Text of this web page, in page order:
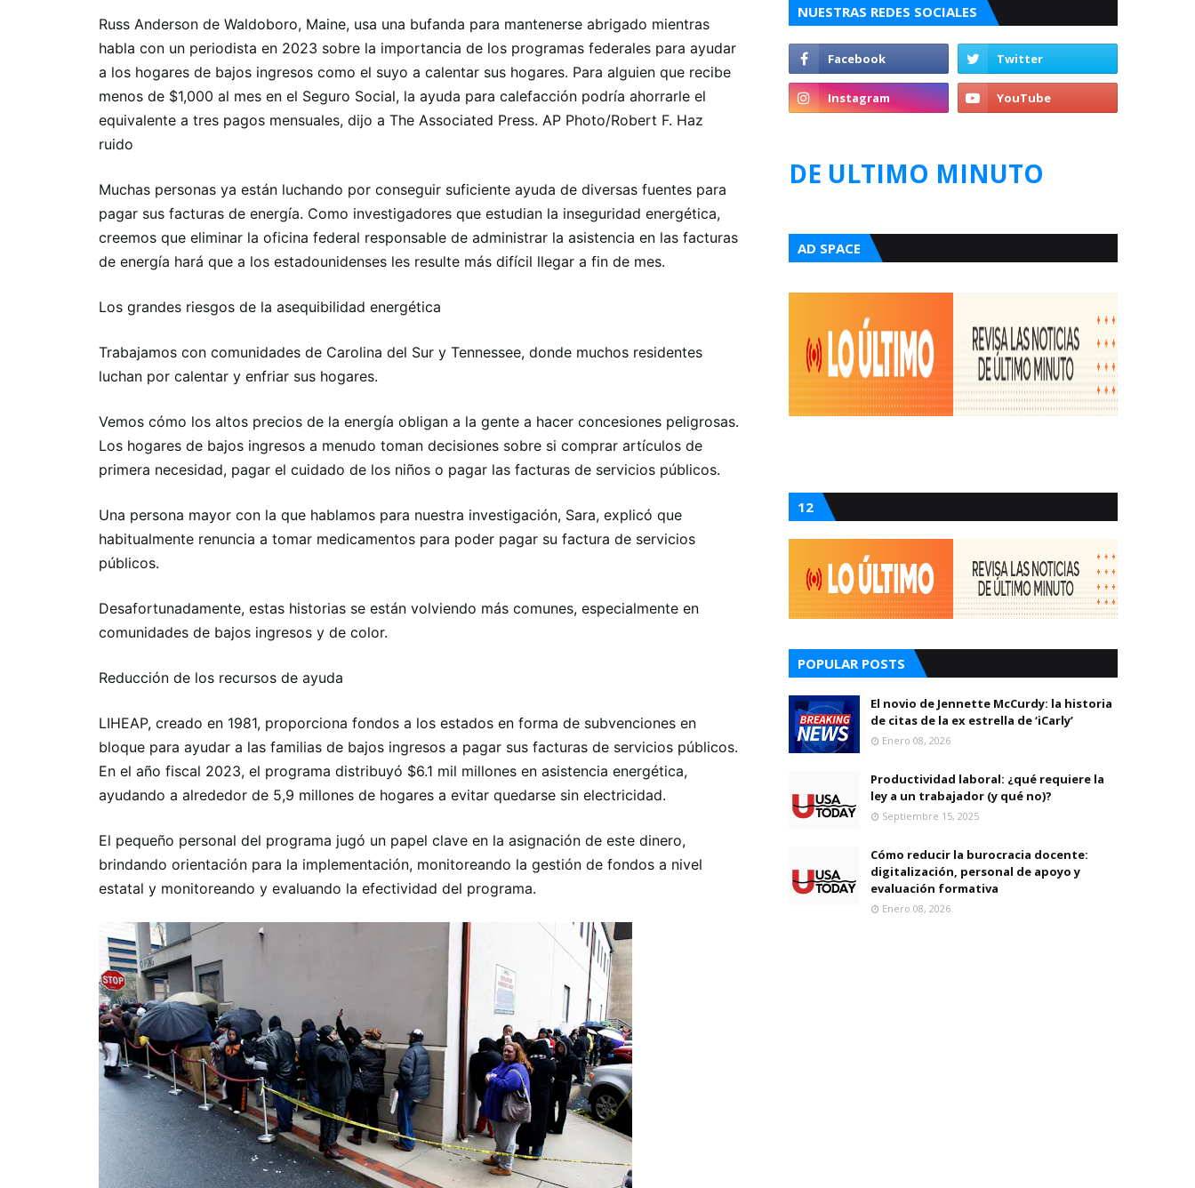
Russ Anderson de Waldoboro, Maine, usa una bufanda para mantenerse abrigado mientras
habla con un periodista en 2023 sobre la importancia de los programas federales para ayudar
a los hogares de bajos ingresos como el suyo a calentar sus hogares. Para alguien que recibe
menos de $1,000 al mes en el Seguro Social, la ayuda para calefacción podría ahorrarle el
equivalente a tres pagos mensuales, dijo a The Associated Press. AP Photo/Robert F. Haz
ruido
Muchas personas ya están luchando por conseguir suficiente ayuda de diversas fuentes para
pagar sus facturas de energía. Como investigadores que estudian la inseguridad energética,
creemos que eliminar la oficina federal responsable de administrar la asistencia en las facturas
de energía hará que a los estadounidenses les resulte más difícil llegar a fin de mes.
Los grandes riesgos de la asequibilidad energética
Trabajamos con comunidades de Carolina del Sur y Tennessee, donde muchos residentes
luchan por calentar y enfriar sus hogares.
Vemos cómo los altos precios de la energía obligan a la gente a hacer concesiones peligrosas.
Los hogares de bajos ingresos a menudo toman decisiones sobre si comprar artículos de
primera necesidad, pagar el cuidado de los niños o pagar las facturas de servicios públicos.
Una persona mayor con la que hablamos para nuestra investigación, Sara, explicó que
habitualmente renuncia a tomar medicamentos para poder pagar su factura de servicios
públicos.
Desafortunadamente, estas historias se están volviendo más comunes, especialmente en
comunidades de bajos ingresos y de color.
Reducción de los recursos de ayuda
LIHEAP, creado en 1981, proporciona fondos a los estados en forma de subvenciones en
bloque para ayudar a las familias de bajos ingresos a pagar sus facturas de servicios públicos.
En el año fiscal 2023, el programa distribuyó $6.1 mil millones en asistencia energética,
ayudando a alrededor de 5,9 millones de hogares a evitar quedarse sin electricidad.
El pequeño personal del programa jugó un papel clave en la asignación de este dinero,
brindando orientación para la implementación, monitoreando la gestión de fondos a nivel
estatal y monitoreando y evaluando la efectividad del programa.
NUESTRAS REDES SOCIALES
DE ULTIMO MINUTO
AD SPACE
12
POPULAR POSTS
El novio de Jennette McCurdy: la historia
de citas de la ex estrella de ‘iCarly’
Enero 08, 2026
Productividad laboral: ¿qué requiere la
ley a un trabajador (y qué no)?
Septiembre 15, 2025
Cómo reducir la burocracia docente:
digitalización, personal de apoyo y
evaluación formativa
Enero 08, 2026